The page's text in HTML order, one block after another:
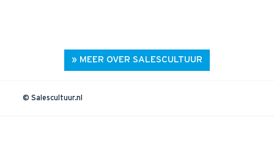
» MEER OVER SALESCULTUUR
© Salescultuur.nl